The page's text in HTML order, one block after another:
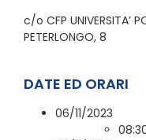
c/o CFP UNIVERSITA’
PETERLONGO, 8
DATE ED ORARI
06/11/2023